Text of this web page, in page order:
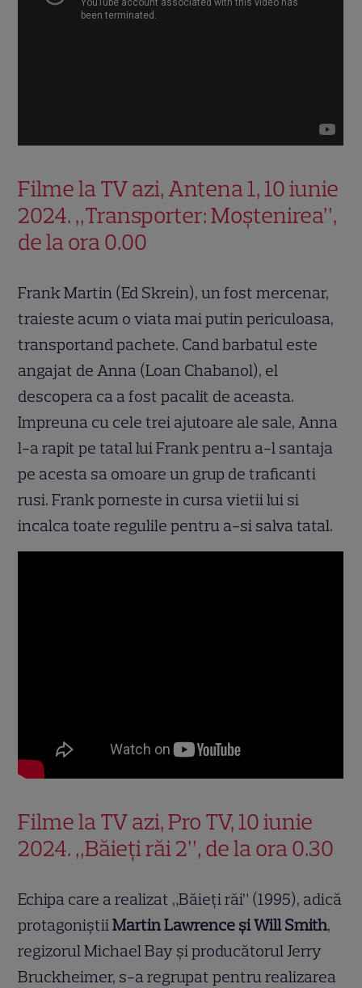
Filme la TV azi, Antena 1, 10 iunie
2024. „Transporter: Moștenirea”,
de la ora 0.00
Frank Martin (Ed Skrein), un fost mercenar,
traieste acum o viata mai putin periculoasa,
transportand pachete. Cand barbatul este
angajat de Anna (Loan Chabanol), el
descopera ca a fost pacalit de aceasta.
Impreuna cu cele trei ajutoare ale sale, Anna
l-a rapit pe tatal lui Frank pentru a-l santaja
pe acesta sa omoare un grup de traficanti
rusi. Frank porneste in cursa vietii lui si
incalca toate regulile pentru a-si salva tatal.
Filme la TV azi, Pro TV, 10 iunie
2024. „Băieți răi 2”, de la ora 0.30
Echipa care a realizat „Băieți răi” (1995), adică
protagoniștiiMartin Lawrence și Will Smith,
regizorul Michael Bay și producătorul Jerry
Bruckheimer, s-a regrupat pentru realizarea